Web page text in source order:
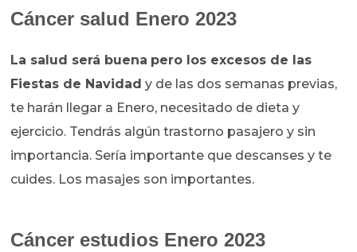
Cáncer salud Enero 2023
La salud será buena pero los excesos de las
Fiestas de Navidad y de las dos semanas previas,
te harán llegar a Enero, necesitado de dieta y
ejercicio. Tendrás algún trastorno pasajero y sin
importancia. Sería importante que descanses y te
cuides. Los masajes son importantes.
Cáncer estudios Enero 2023